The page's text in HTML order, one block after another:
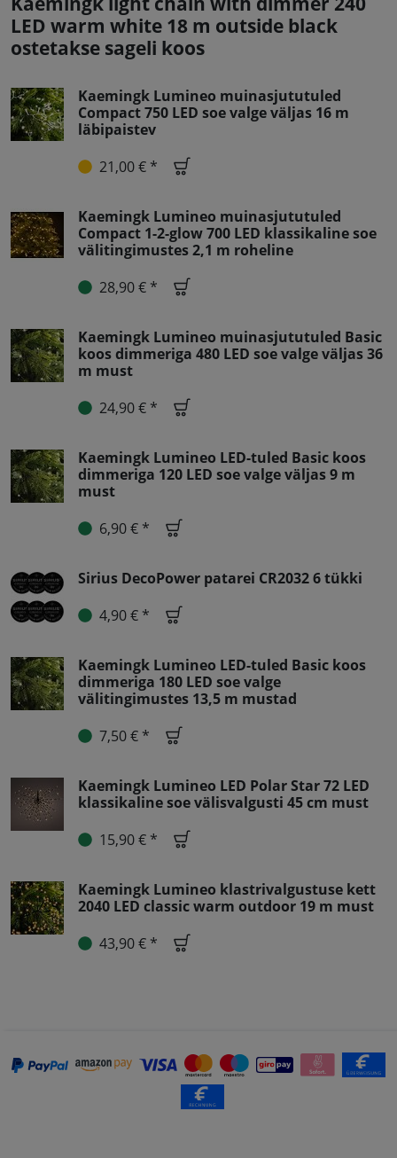
LED warm white 18 m outside black
ostetakse sageli koos
Kaemingk Lumineo muinasjututuled
Compact 750 LED soe valge väljas 16 m
läbipaistev
21,00 € *
Kaemingk Lumineo muinasjututuled
Compact 1-2-glow 700 LED klassikaline soe
välitingimustes 2,1 m roheline
28,90 € *
Kaemingk Lumineo muinasjututuled Basic
koos dimmeriga 480 LED soe valge väljas 36
m must
24,90 € *
Kaemingk Lumineo LED-tuled Basic koos
dimmeriga 120 LED soe valge väljas 9 m
must
6,90 € *
Sirius DecoPower patarei CR2032 6 tükki
4,90 € *
Kaemingk Lumineo LED-tuled Basic koos
dimmeriga 180 LED soe valge
välitingimustes 13,5 m mustad
7,50 € *
Kaemingk Lumineo LED Polar Star 72 LED
klassikaline soe välisvalgusti 45 cm must
15,90 € *
Kaemingk Lumineo klastrivalgustuse kett
2040 LED classic warm outdoor 19 m must
43,90 € *